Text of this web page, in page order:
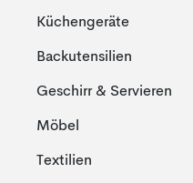
Küchengeräte
Backutensilien
Geschirr & Servieren
Möbel
Textilien